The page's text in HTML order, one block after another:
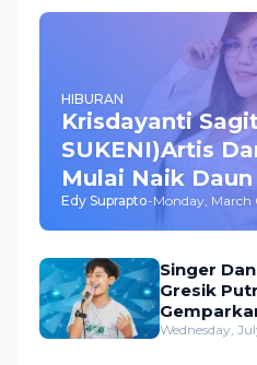
HIBURAN
Krisdayanti
SUKENI)Artis
Mulai Naik
Bisnis dan
Edy Suprapto-Monday, March
Singer
Gresik
Dangdut
Wednesday,